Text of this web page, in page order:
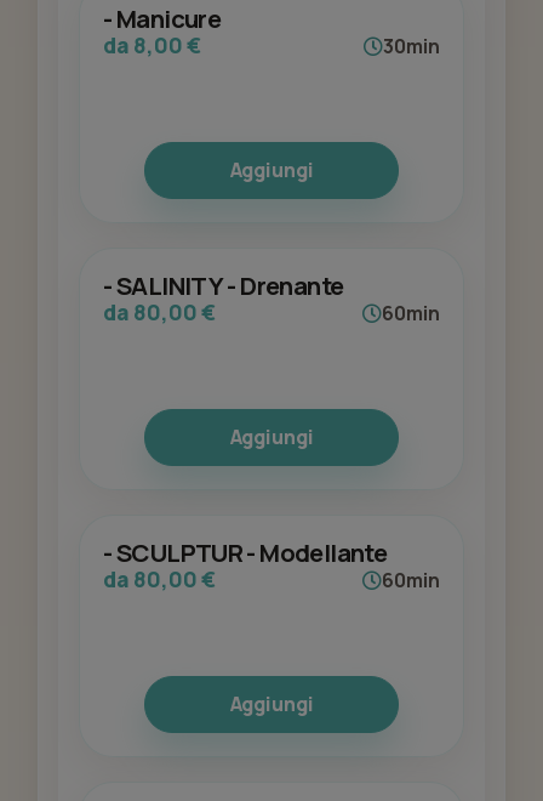
- Manicure
da 8,00 € 30min
Aggiungi
- SALINITY - Drenante
da 80,00 € 60min
Aggiungi
- SCULPTUR - Modellante
da 80,00 € 60min
Aggiungi